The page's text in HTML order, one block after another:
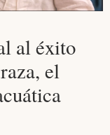
al éxito
el